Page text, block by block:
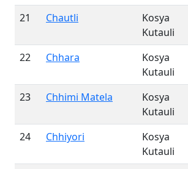
21 Chautli
Kosya
Kutauli
22 Chhara
Kosya
Kutauli
23 Chhimi Matela
Kosya
Kutauli
24 Chhiyori
Kosya
Kutauli